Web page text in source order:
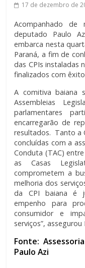
17 de dezembro de
Acompanhado
deputado Paulo
embarca nesta
Paraná, a fim de
das CPIs instaladas
finalizados com
A comitiva baiana
Assembleias
parlamentares
encarregarão de
resultados. Tanto a
concluídas com a
Conduta (TAC)
as Casas
comprometem a
melhoria dos
da CPI baiana é
empenho para
consumidor e
serviços”, assegurou
Fonte:
Paulo Azi